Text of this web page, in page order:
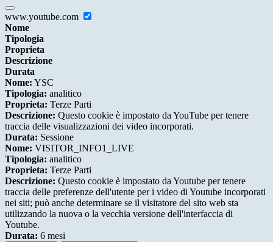
www.youtube.com
Nome
Tipologia
Proprieta
Descrizione
Durata
Nome: YSC
Tipologia: analitico
Proprieta: Terze Parti
Descrizione: Questo cookie è impostato da YouTube per tenere
traccia delle visualizzazioni dei video incorporati.
Durata: Sessione
Nome: VISITOR_INFO1_LIVE
Tipologia: analitico
Proprieta: Terze Parti
Descrizione: Questo cookie è impostato da Youtube per tenere
traccia delle preferenze dell'utente per i video di Youtube incorporati
nei siti; può anche determinare se il visitatore del sito web sta
utilizzando la nuova o la vecchia versione dell'interfaccia di
Youtube.
Durata: 6 mesi